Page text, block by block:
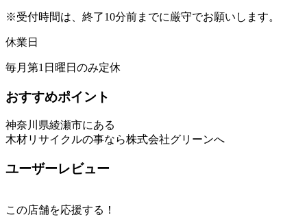
※受付時間は、終了10分前までに厳守でお願いします。
休業日
毎月第1日曜日のみ定休
おすすめポイント
神奈川県綾瀬市にある
木材リサイクルの事なら株式会社グリーンへ
ユーザーレビュー
この店舗を応援する！